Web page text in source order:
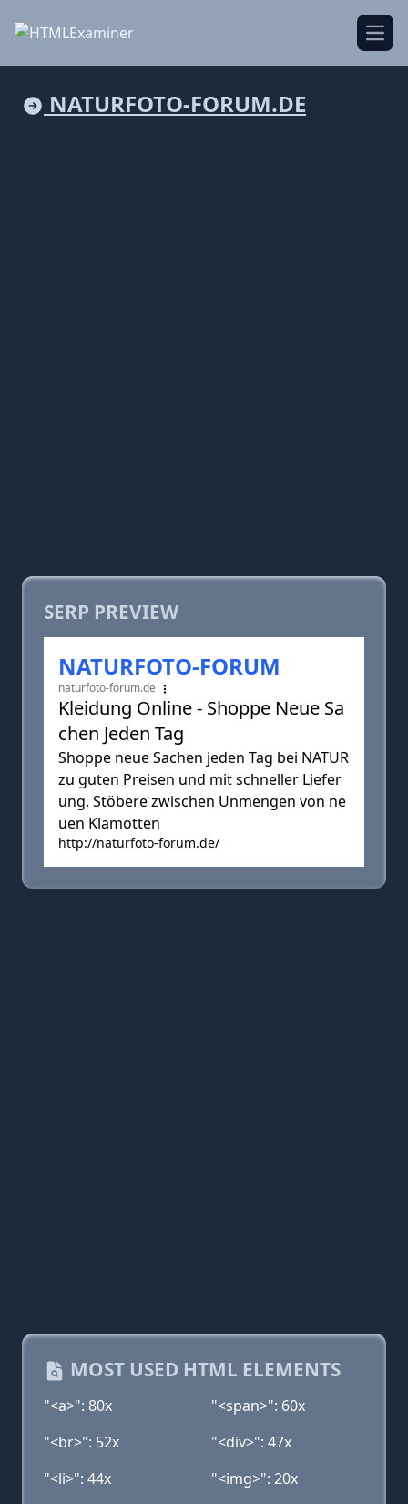
NATURFOTO-FORUM.DE
SERP PREVIEW
NATURFOTO-FORUM
naturfoto-forum.de
Kleidung Online - Shoppe Neue Sa
chen Jeden Tag
Shoppe neue Sachen jeden Tag bei NATUR
zu guten Preisen und mit schneller Liefer
ung. Stöbere zwischen Unmengen von ne
uen Klamotten
http://naturfoto-forum.de/
MOST USED HTML ELEMENTS
"<a>": 80x
"<span>": 60x
"<br>": 52x
"<div>": 47x
"<li>": 44x
"<img>": 20x